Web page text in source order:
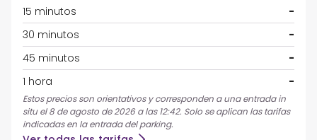
15 minutos
-
30 minutos
-
45 minutos
-
1 hora
-
Estos precios son orientativos y corresponden a una entrada in
situ el 8 de agosto de 2026 a las 12:42. Solo se aplican las tarifas
indicadas en la entrada del parking.